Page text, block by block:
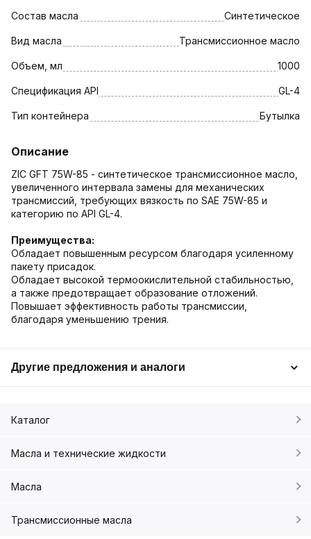
Состав масла Синтетическое
Вид масла Трансмиссионное масло
Объем, мл 1000
Спецификация API GL-4
Тип контейнера Бутылка
Описание
ZIC GFT 75W-85 - синтетическое трансмиссионное масло,
увеличенного интервала замены для механических
трансмиссий, требующих вязкость по SAE 75W-85 и
категорию по API GL-4.
Преимущества:
Обладает повышенным ресурсом благодаря усиленному
пакету присадок.
Обладает высокой термоокислительной стабильностью,
а также предотвращает образование отложений.
Повышает эффективность работы трансмиссии,
благодаря уменьшению трения.
Другие предложения и аналоги
Каталог
Масла и технические жидкости
Масла
Трансмиссионные масла